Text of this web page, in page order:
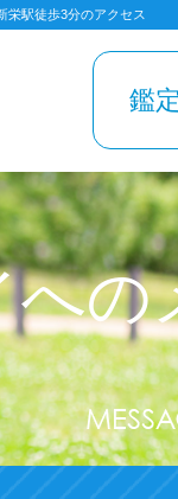
栄駅徒歩3分のアクセス
鑑
への